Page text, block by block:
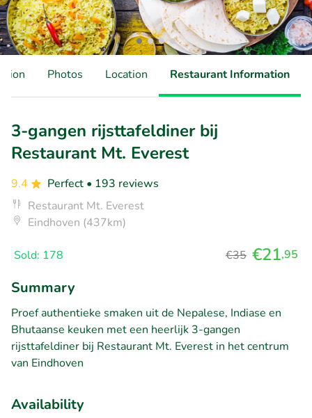
Photos Location Restaurant Information
3-gangen rijsttafeldiner bij
Restaurant Mt. Everest
9.4 Perfect • 193 reviews
Restaurant Mt. Everest
Eindhoven (437km)
Sold: 178 €35 €21,95
Summary
Proef authentieke smaken uit de Nepalese, Indiase en
Bhutaanse keuken met een heerlijk 3-gangen
rijsttafeldiner bij Restaurant Mt. Everest in het centrum
van Eindhoven
Availability